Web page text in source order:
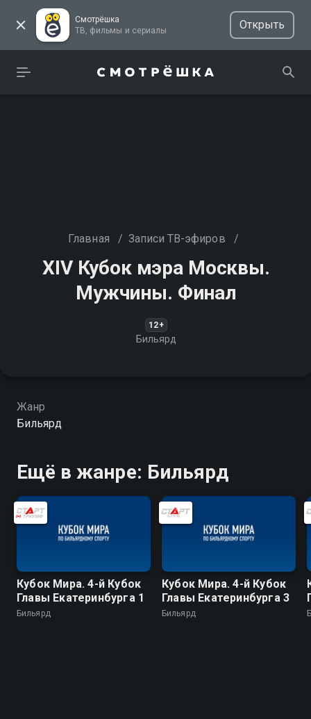
Смотрёшка
ТВ, фильмы и сериалы
Открыть
Главная / Записи ТВ-эфиров /
XIV Кубок мэра Москвы.
Мужчины. Финал
12+
Бильярд
Жанр
Бильярд
Ещё в жанре: Бильярд
Кубок Мира. 4-й Кубок
Главы Екатеринбурга 1
Бильярд
Кубок Мира. 4-й Кубок
Главы Екатеринбурга 3
Бильярд